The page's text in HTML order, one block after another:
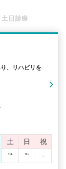
土日診療
、リハビリを
土 日
祝
℡ ℡ -